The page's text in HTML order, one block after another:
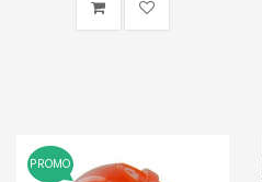
PROMO